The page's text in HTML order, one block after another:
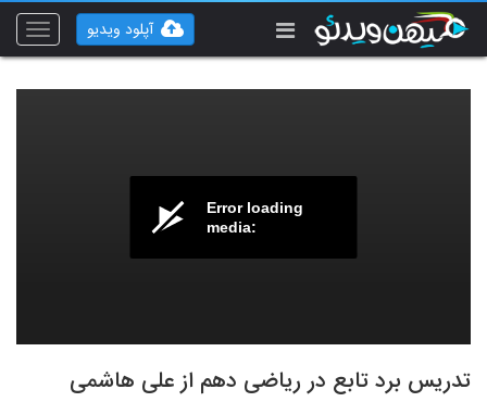
Toggle
آپلود ویدیو
Error loading
media:
تدریس برد تابع در ریاضی دهم از علی هاشمی